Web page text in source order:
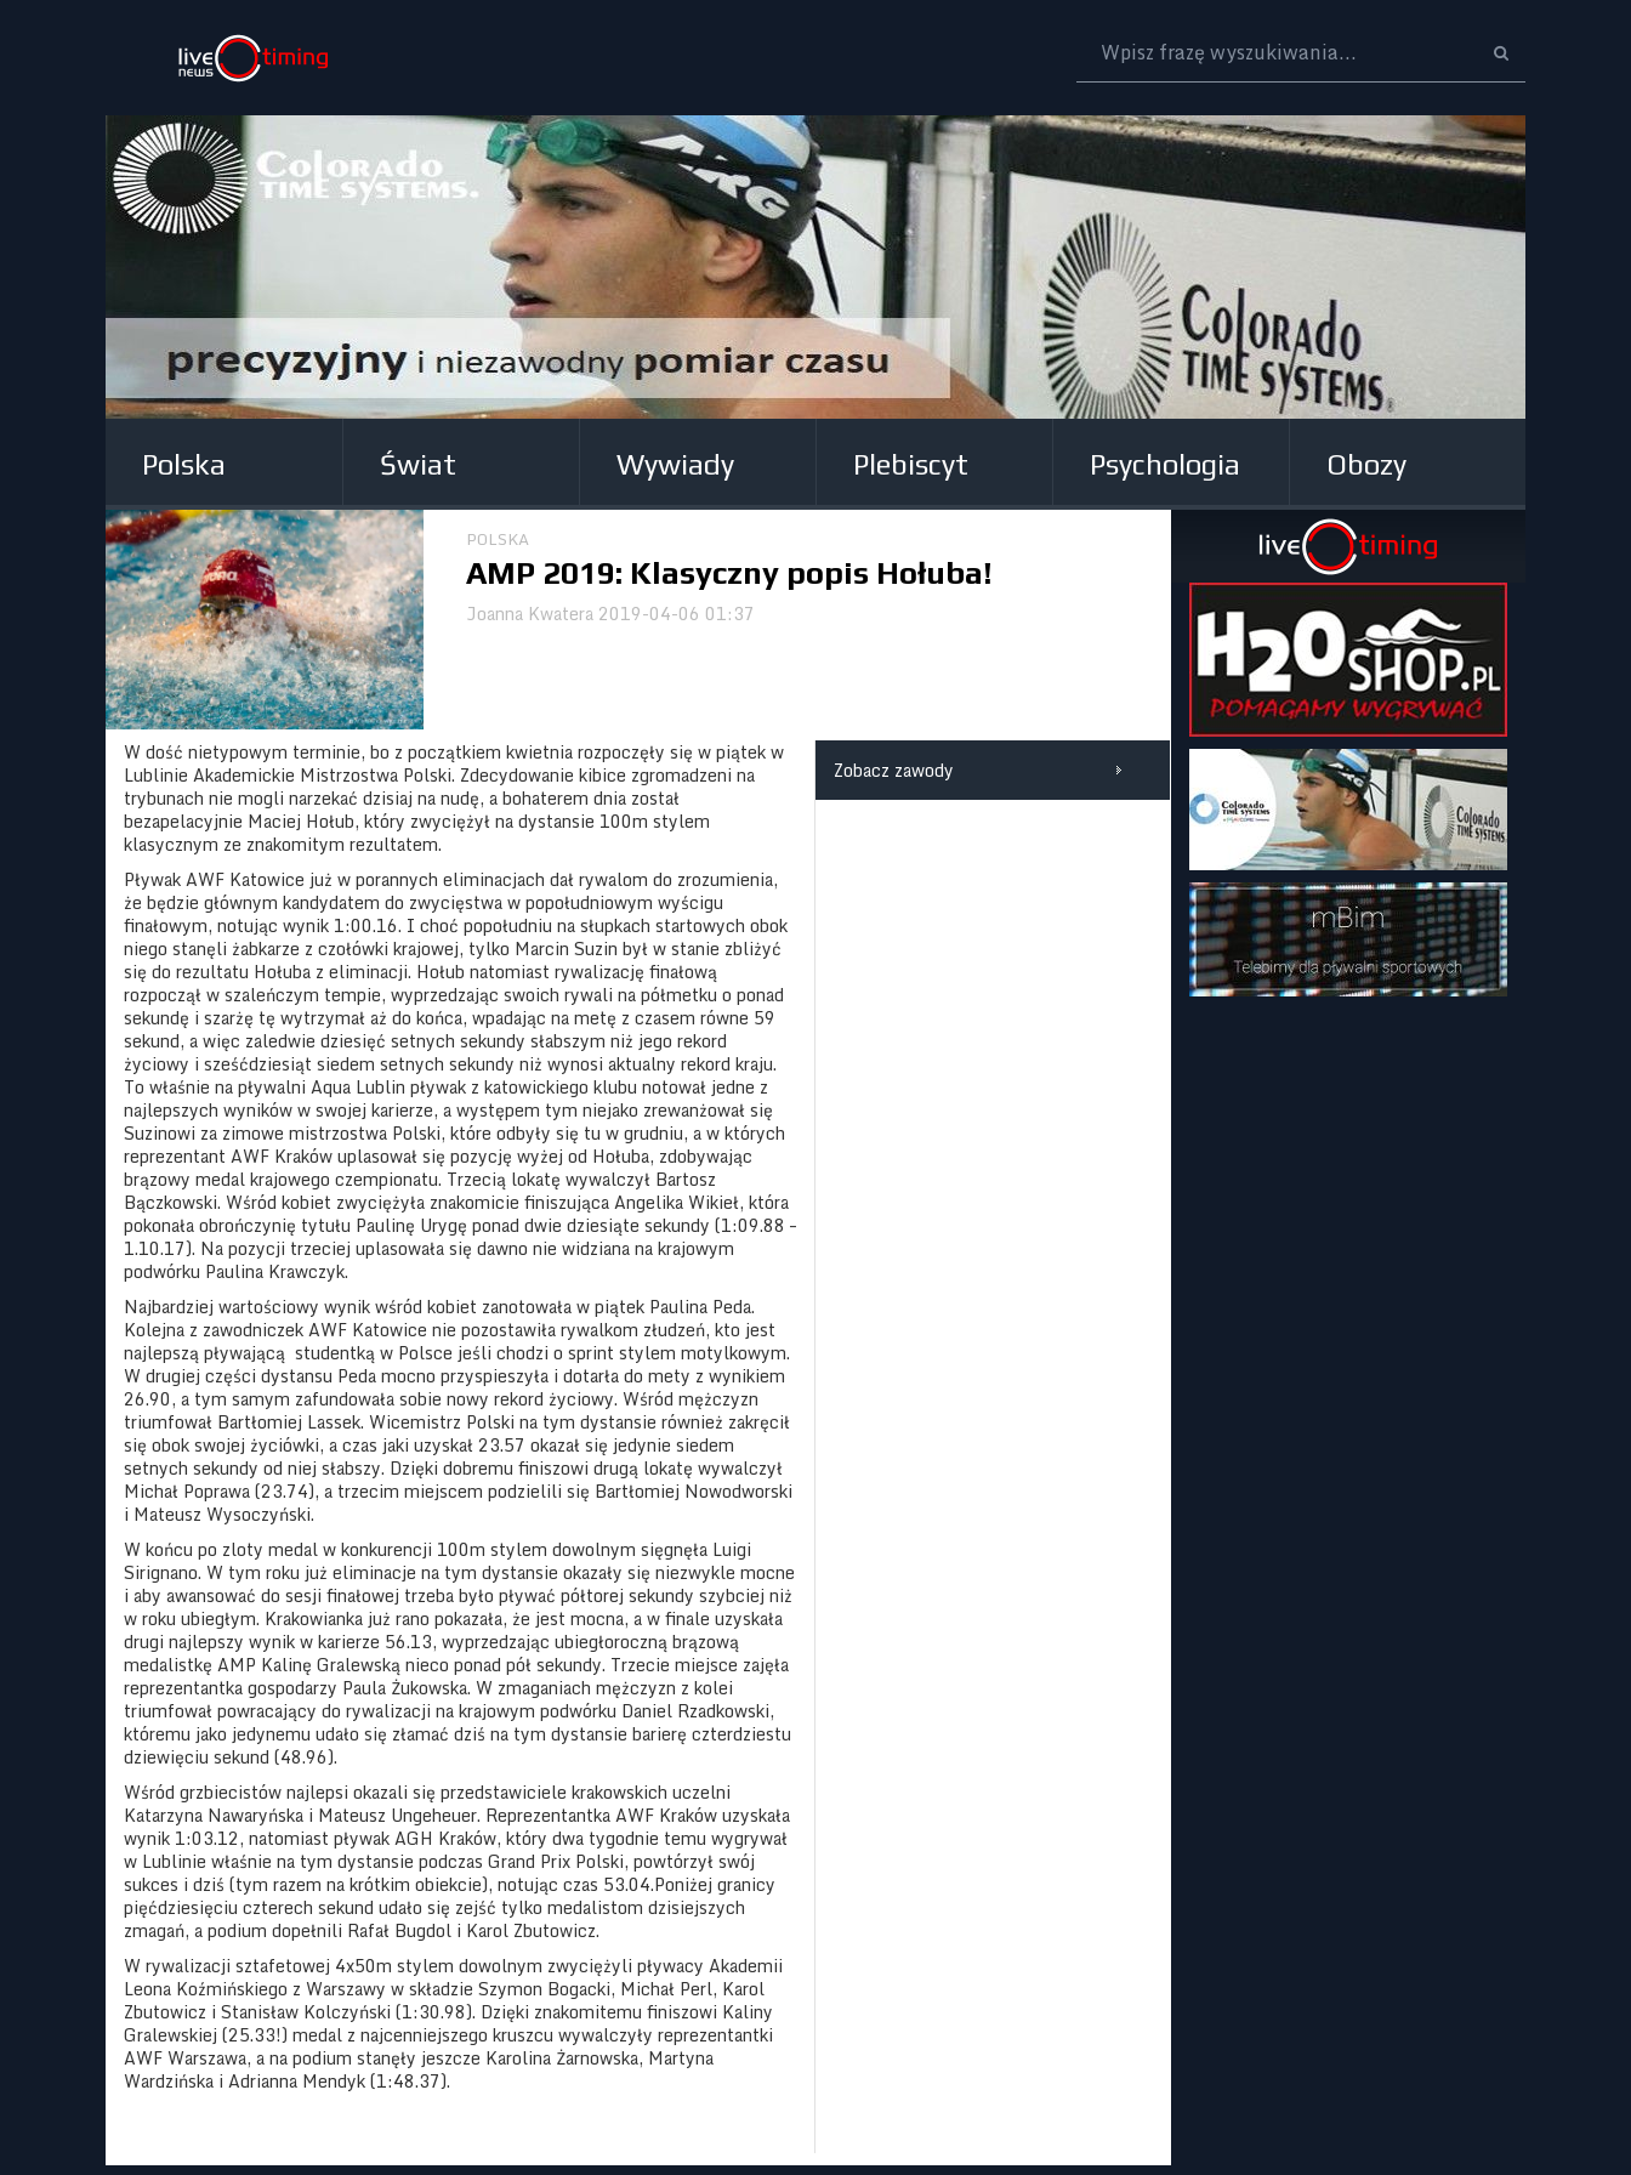
Polska Świat Wywiady Plebiscyt Psychologia Obozy
POLSKA
AMP 2019: Klasyczny popis Hołuba!
Joanna Kwatera 2019-04-06 01:37
W dość nietypowym terminie, bo z początkiem kwietnia rozpoczęły się w piątek w
Lublinie Akademickie Mistrzostwa Polski. Zdecydowanie kibice zgromadzeni na
trybunach nie mogli narzekać dzisiaj na nudę, a bohaterem dnia został
bezapelacyjnie Maciej Hołub, który zwyciężył na dystansie 100m stylem
klasycznym ze znakomitym rezultatem.
Pływak AWF Katowice już w porannych eliminacjach dał rywalom do zrozumienia,
że będzie głównym kandydatem do zwycięstwa w popołudniowym wyścigu
finałowym, notując wynik 1:00.16. I choć popołudniu na słupkach startowych obok
niego stanęli żabkarze z czołówki krajowej, tylko Marcin Suzin był w stanie zbliżyć
się do rezultatu Hołuba z eliminacji. Hołub natomiast rywalizację finałową
rozpoczął w szaleńczym tempie, wyprzedzając swoich rywali na półmetku o ponad
sekundę i szarżę tę wytrzymał aż do końca, wpadając na metę z czasem równe 59
sekund, a więc zaledwie dziesięć setnych sekundy słabszym niż jego rekord
życiowy i sześćdziesiąt siedem setnych sekundy niż wynosi aktualny rekord kraju.
To właśnie na pływalni Aqua Lublin pływak z katowickiego klubu notował jedne z
najlepszych wyników w swojej karierze, a występem tym niejako zrewanżował się
Suzinowi za zimowe mistrzostwa Polski, które odbyły się tu w grudniu, a w których
reprezentant AWF Kraków uplasował się pozycję wyżej od Hołuba, zdobywając
brązowy medal krajowego czempionatu. Trzecią lokatę wywalczył Bartosz
Bączkowski. Wśród kobiet zwyciężyła znakomicie finiszująca Angelika Wikieł, która
pokonała obrończynię tytułu Paulinę Urygę ponad dwie dziesiąte sekundy (1:09.88 –
1.10.17). Na pozycji trzeciej uplasowała się dawno nie widziana na krajowym
podwórku Paulina Krawczyk.
Najbardziej wartościowy wynik wśród kobiet zanotowała w piątek Paulina Peda.
Kolejna z zawodniczek AWF Katowice nie pozostawiła rywalkom złudzeń, kto jest
najlepszą pływającą studentką w Polsce jeśli chodzi o sprint stylem motylkowym.
W drugiej części dystansu Peda mocno przyspieszyła i dotarła do mety z wynikiem
26.90, a tym samym zafundowała sobie nowy rekord życiowy. Wśród mężczyzn
triumfował Bartłomiej Lassek. Wicemistrz Polski na tym dystansie również zakręcił
się obok swojej życiówki, a czas jaki uzyskał 23.57 okazał się jedynie siedem
setnych sekundy od niej słabszy. Dzięki dobremu finiszowi drugą lokatę wywalczył
Michał Poprawa (23.74), a trzecim miejscem podzielili się Bartłomiej Nowodworski
i Mateusz Wysoczyński.
W końcu po zloty medal w konkurencji 100m stylem dowolnym sięgnęła Luigi
Sirignano. W tym roku już eliminacje na tym dystansie okazały się niezwykle mocne
i aby awansować do sesji finałowej trzeba było pływać półtorej sekundy szybciej niż
w roku ubiegłym. Krakowianka już rano pokazała, że jest mocna, a w finale uzyskała
drugi najlepszy wynik w karierze 56.13, wyprzedzając ubiegłoroczną brązową
medalistkę AMP Kalinę Gralewską nieco ponad pół sekundy. Trzecie miejsce zajęła
reprezentantka gospodarzy Paula Żukowska. W zmaganiach mężczyzn z kolei
triumfował powracający do rywalizacji na krajowym podwórku Daniel Rzadkowski,
któremu jako jedynemu udało się złamać dziś na tym dystansie barierę czterdziestu
dziewięciu sekund (48.96).
Wśród grzbiecistów najlepsi okazali się przedstawiciele krakowskich uczelni
Katarzyna Nawaryńska i Mateusz Ungeheuer. Reprezentantka AWF Kraków uzyskała
wynik 1:03.12, natomiast pływak AGH Kraków, który dwa tygodnie temu wygrywał
w Lublinie właśnie na tym dystansie podczas Grand Prix Polski, powtórzył swój
sukces i dziś (tym razem na krótkim obiekcie), notując czas 53.04.Poniżej granicy
pięćdziesięciu czterech sekund udało się zejść tylko medalistom dzisiejszych
zmagań, a podium dopełnili Rafał Bugdol i Karol Zbutowicz.
W rywalizacji sztafetowej 4x50m stylem dowolnym zwyciężyli pływacy Akademii
Leona Koźmińskiego z Warszawy w składzie Szymon Bogacki, Michał Perl, Karol
Zbutowicz i Stanisław Kolczyński (1:30.98). Dzięki znakomitemu finiszowi Kaliny
Gralewskiej (25.33!) medal z najcenniejszego kruszcu wywalczyły reprezentantki
AWF Warszawa, a na podium stanęły jeszcze Karolina Żarnowska, Martyna
Wardzińska i Adrianna Mendyk (1:48.37).
Zobacz zawody